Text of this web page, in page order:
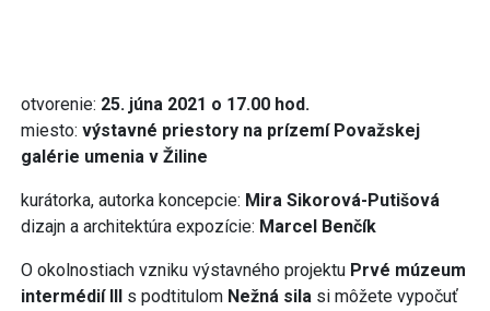
otvorenie: 25. júna 2021 o 17.00 hod.
miesto: výstavné priestory na prízemí Považskej
galérie umenia v Žiline
kurátorka, autorka koncepcie: Mira Sikorová-Putišová
dizajn a architektúra expozície: Marcel Benčík
O okolnostiach vzniku výstavného projektu Prvé múzeum
intermédií III
s podtitulom Nežná sila si môžete vypočuť